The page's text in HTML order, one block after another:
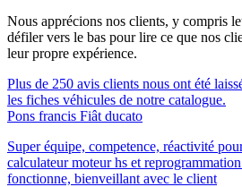
Nous apprécions nos clients, y compris
défiler vers le bas pour lire ce que nos
leur propre expérience.
Plus de 250 avis clients nous ont été
les fiches véhicules de notre catalogue.
Pons francis Fiât ducato
Super équipe, competence, réactivité
calculateur moteur hs et
fonctionne, bienveillant avec le client